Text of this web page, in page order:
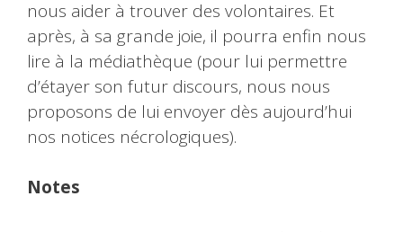
nous aider à trouver des volontaires. Et
après, à sa grande joie, il pourra enfin nous
lire à la médiathèque (pour lui permettre
d’étayer son futur discours, nous nous
proposons de lui envoyer dès aujourd’hui
nos notices nécrologiques).
Notes